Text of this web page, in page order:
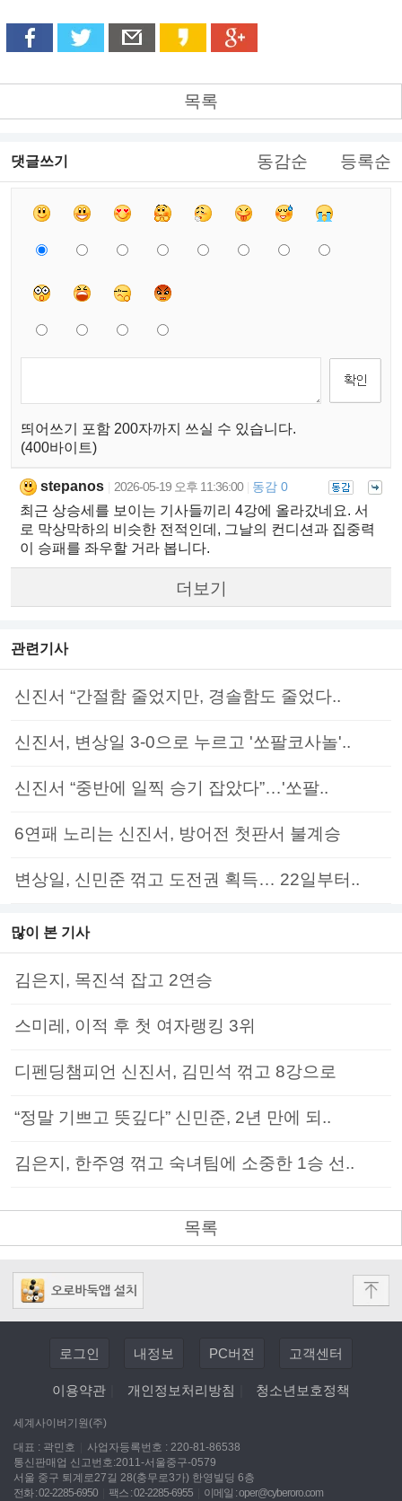
목록
댓글쓰기 동감순 등록순
띄어쓰기 포함 200자까지 쓰실 수 있습니다.
(400바이트)
stepanos 2026-05-19 오후 11:36:00 동감 0
최근 상승세를 보이는 기사들끼리 4강에 올라갔네요. 서
로 막상막하의 비슷한 전적인데, 그날의 컨디션과 집중력
이 승패를 좌우할 거라 봅니다.
더보기
관련기사
신진서 “간절함 줄었지만, 경솔함도 줄었다..
신진서, 변상일 3-0으로 누르고 '쏘팔코사놀'..
신진서 “중반에 일찍 승기 잡았다”…'쏘팔..
6연패 노리는 신진서, 방어전 첫판서 불계승
변상일, 신민준 꺾고 도전권 획득… 22일부터..
많이 본 기사
김은지, 목진석 잡고 2연승
스미레, 이적 후 첫 여자랭킹 3위
디펜딩챔피언 신진서, 김민석 꺾고 8강으로
“정말 기쁘고 뜻깊다” 신민준, 2년 만에 되..
김은지, 한주영 꺾고 숙녀팀에 소중한 1승 선..
목록
로그인 내정보 PC버전 고객센터
이용약관 개인정보처리방침 청소년보호정책
세계사이버기원(주)
대표 : 곽민호
사업자등록번호 : 220-81-86538
통신판매업 신고번호:2011-서울중구-0579
서울 중구 퇴계로27길 28(충무로3가) 한영빌딩 6층
전화 : 02-2285-6950
팩스 : 02-2285-6955 이메일 :oper@cyberoro.com